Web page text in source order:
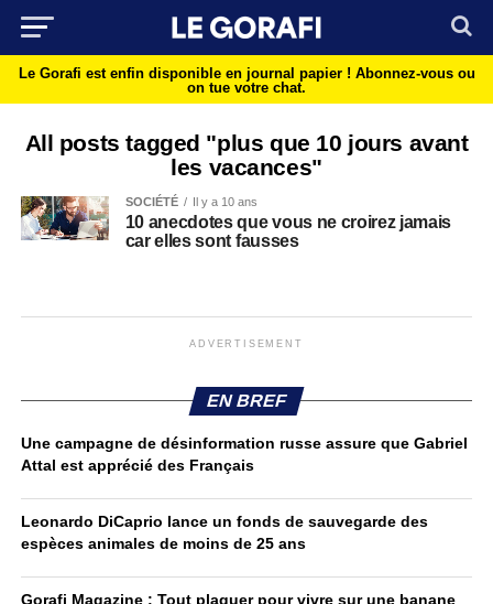
Le Gorafi est enfin disponible en journal papier ! Abonnez-vous ou
on tue votre chat.
All posts tagged "plus que 10 jours avant
les vacances"
SOCIÉTÉ Il y a 10 ans
10 anecdotes que vous ne croirez jamais
car elles sont fausses
ADVERTISEMENT
EN BREF
Une campagne de désinformation russe assure que Gabriel
Attal est apprécié des Français
Leonardo DiCaprio lance un fonds de sauvegarde des
espèces animales de moins de 25 ans
Gorafi Magazine : Tout plaquer pour vivre sur une banane